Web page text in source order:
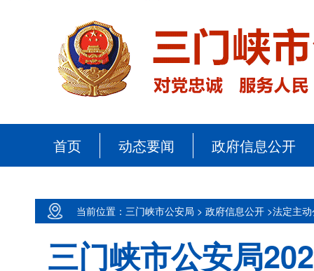
首页 动态要闻 政府信息公开
当前位置：三门峡市公安局 > 政府信息公开 >法定主
三门峡市公安局